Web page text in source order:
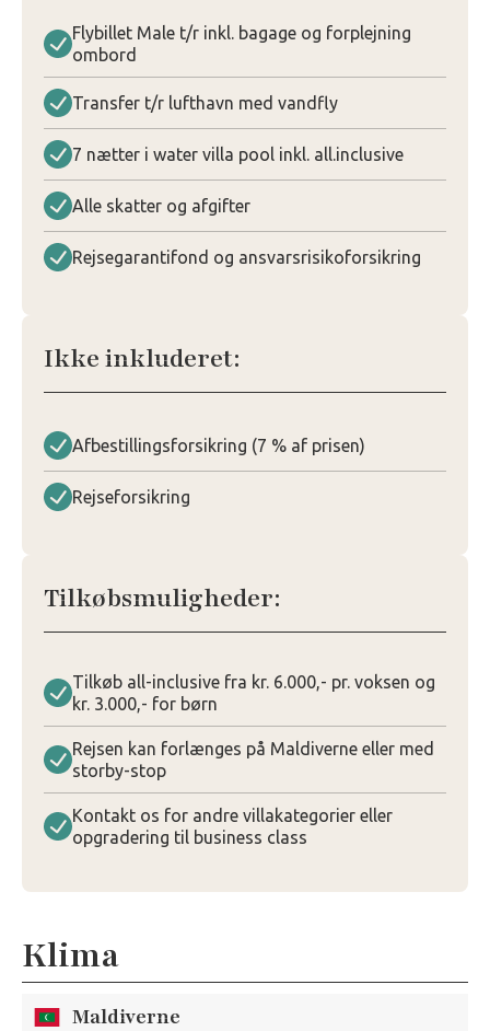
Flybillet Male t/r inkl. bagage og forplejning
ombord
Transfer t/r lufthavn med vandfly
7 nætter i water villa pool inkl. all.inclusive
Alle skatter og afgifter
Rejsegarantifond og ansvarsrisikoforsikring
Ikke inkluderet:
Afbestillingsforsikring (7 % af prisen)
Rejseforsikring
Tilkøbsmuligheder:
Tilkøb all-inclusive fra kr. 6.000,- pr. voksen og
kr. 3.000,- for børn
Rejsen kan forlænges på Maldiverne eller med
storby-stop
Kontakt os for andre villakategorier eller
opgradering til business class
Klima
Maldiverne